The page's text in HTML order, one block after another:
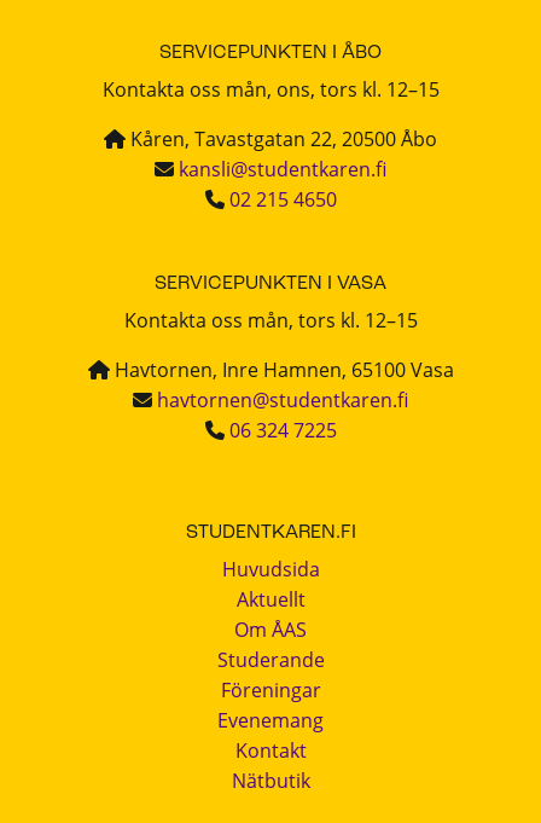
SERVICEPUNKTEN I ÅBO
Kontakta oss mån, ons, tors kl. 12–15
Kåren, Tavastgatan 22, 20500 Åbo
kansli@studentkaren.fi
02 215 4650
SERVICEPUNKTEN I VASA
Kontakta oss mån, tors kl. 12–15
Havtornen, Inre Hamnen, 65100 Vasa
havtornen@studentkaren.fi
06 324 7225
STUDENTKAREN.FI
Huvudsida
Aktuellt
Om ÅAS
Studerande
Föreningar
Evenemang
Kontakt
Nätbutik